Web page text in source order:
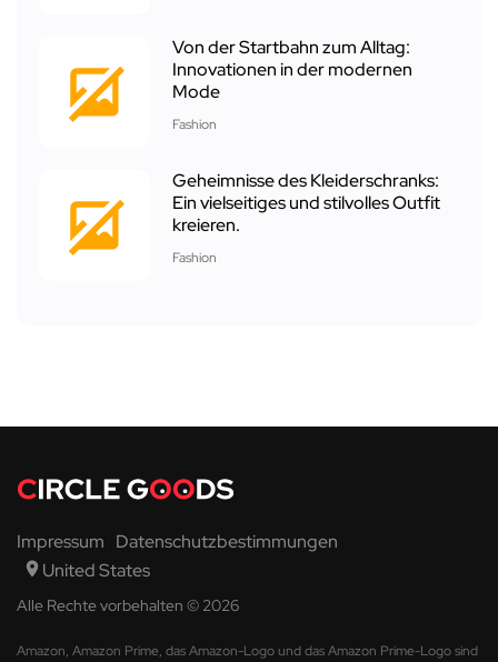
Von der Startbahn zum Alltag:
Innovationen in der modernen
Mode
Fashion
Geheimnisse des Kleiderschranks:
Ein vielseitiges und stilvolles Outfit
kreieren.
Fashion
Impressum Datenschutzbestimmungen
United States
Alle Rechte vorbehalten © 2026
Amazon, Amazon Prime, das Amazon-Logo und das Amazon Prime-Logo sind